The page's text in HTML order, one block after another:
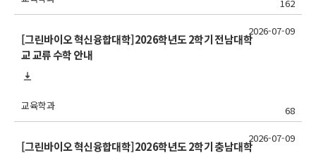
162
[그린바이오 혁신융합대학]2026학년도 2학기 전남대학
교 교류 수학 안내
교육학과 68
2026-07-09
[그린바이오 혁신융합대학]2026학년도 2학기 충남대학
2026-07-09